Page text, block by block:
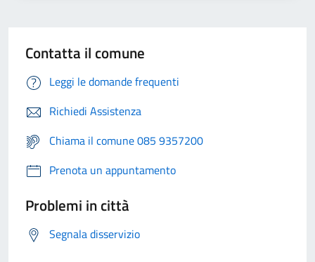
Contatta il comune
Leggi le domande frequenti
Richiedi Assistenza
Chiama il comune 085 9357200
Prenota un appuntamento
Problemi in città
Segnala disservizio